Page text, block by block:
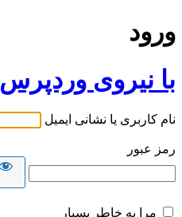
ورود
با نیروی وردپرس
نام کاربری یا نشانی ایمیل
رمز عبور
مرا به خاطر بسپار